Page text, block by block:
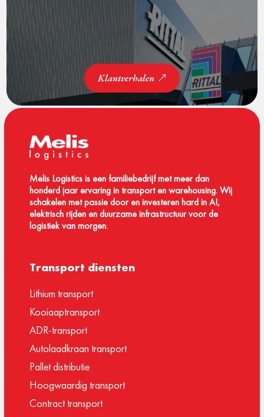
Klantverhalen
Melis Logistics is een familiebedrijf met meer dan
honderd jaar ervaring in transport en warehousing. Wij
schakelen met passie door en investeren hard in AI,
elektrisch rijden en duurzame infrastructuur voor de
logistiek van morgen.
Transport diensten
Lithium transport
Kooiaaptransport
ADR-transport
Autolaadkraan transport
Pallet distributie
Hoogwaardig transport
Contract transport